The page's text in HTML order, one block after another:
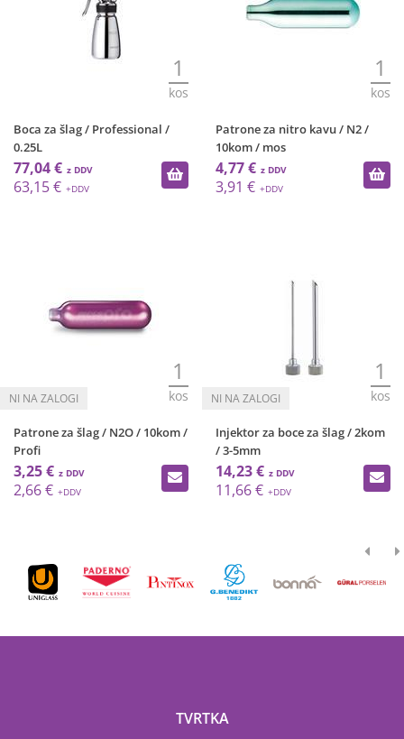
1
kos
Boca za šlag / Professional /
0.25L
77,04 €
63,15 €
1
kos
Patrone za nitro kavu / N2 /
10kom / mos
4,77 €
3,91 €
1
kos
Patrone za šlag / N2O / 10kom /
Profi
3,25 €
2,66 €
1
kos
Injektor za boce za šlag / 2kom
/ 3-5mm
14,23 €
11,66 €
TVRTKA